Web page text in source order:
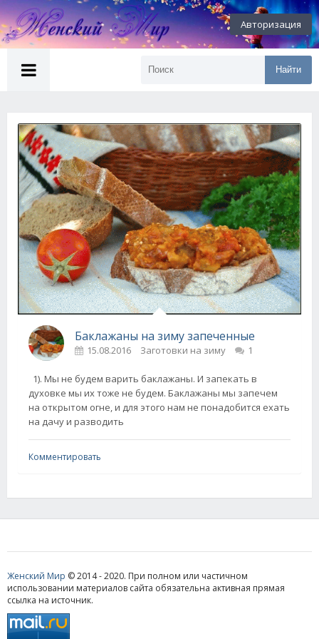
Авторизация
Найти
Баклажаны на зиму запеченные
15.08.2016 Заготовки на зиму 1
1). Мы не будем варить баклажаны. И запекать в
духовке мы их тоже не будем. Баклажаны мы запечем
на открытом огне, и для этого нам не понадобится ехать
на дачу и разводить
Комментировать
Женский Мир © 2014 - 2020. При полном или частичном
использовании материалов сайта обязательна активная прямая
ссылка на источник.